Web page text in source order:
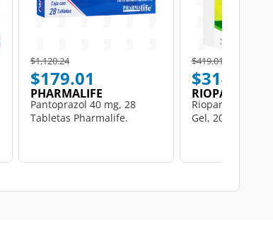
Price reduced from
$1,120.24to
$179.01
PHARMALIFE
Pantoprazol 40 mg, 28
Tabletas Pharmalife.
Price reduced from
$419.01
$314.26
RIOPAN
Riopan 80mg/
Gel, 20 Sobres.